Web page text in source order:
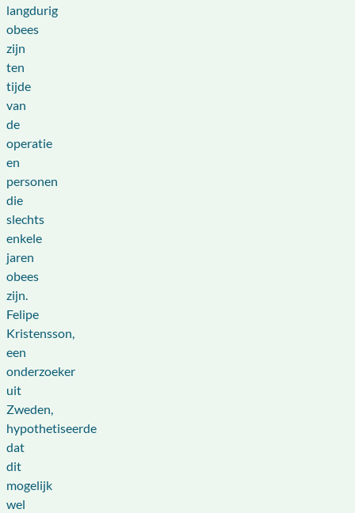
langdurig
obees
zijn
ten
tijde
van
de
operatie
en
personen
die
slechts
enkele
jaren
obees
zijn.
Felipe
Kristensson,
een
onderzoeker
uit
Zweden,
hypothetiseerde
dat
dit
mogelijk
wel